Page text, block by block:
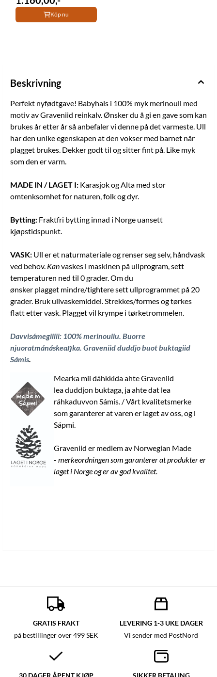
Köp nu
Beskrivning
Perfekt nyfødtgave! Babyhals i 100% myk merinoull med
motiv av Graveniid reinkalv. Ønsker du å gi en gave som kan
brukes år etter år så anbefaler vi denne på det varmeste. Ull
har den unike egenskapen at den vokser med barnet når
plagget brukes. Dekker godt til og sitter fint på. Like myk
som den er varm.
MADE IN / LAGET I: Karasjok og Alta med stor
omtenksomhet for naturen, folk og dyr.
Bytting: Fraktfri bytting innad i Norge uansett
kjøpstidspunkt.
VASK: Ull er et naturmateriale og renser seg selv, håndvask
ved behov. Kanvaskes i maskinen på ullprogram, sett
temperaturen ned til 0 grader. Om du
ønsker plagget mindre/tightere sett ullprogrammet på 20
grader. Bruk ullvaskemiddel. Strekkes/formes og tørkes
flatt etter vask. Plagget vil krympe i tørketrommelen.
Davvisámegillii: 100% merinoullu. Buorre
njuoratmánáskeaŋka. Graveniid duddjo buot buktagiid
Sámis.
Mearka mii dáhkkida ahte Graveniid
lea duddjon buktaga, ja ahte dat lea
ráhkaduvvon Sámis. / Vårt kvalitetsmerke
som garanterer at varen er laget av oss, og i
Sápmi.
Graveniid er medlem av Norwegian Made
- merkeordningen som garanterer at produkter er
laget i Norge og er av god kvalitet.
GRATIS FRAKT
på bestillinger over 499 SEK
LEVERING 1-3 UKE DAGER
Vi sender med PostNord
30 DAGER ÅPENT KJØP SIKKER BETALING